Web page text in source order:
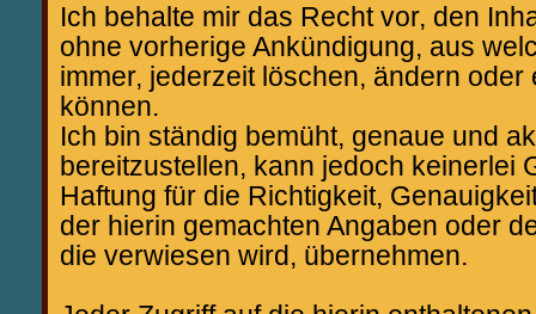
Ich behalte mir das Recht vor, den
ohne vorherige Ankündigung, aus
immer, jederzeit löschen, ändern oder
können.
Ich bin ständig bemüht, genaue und
bereitzustellen, kann jedoch keinerlei
Haftung für die Richtigkeit,
der hierin gemachten Angaben oder
die verwiesen wird, übernehmen.